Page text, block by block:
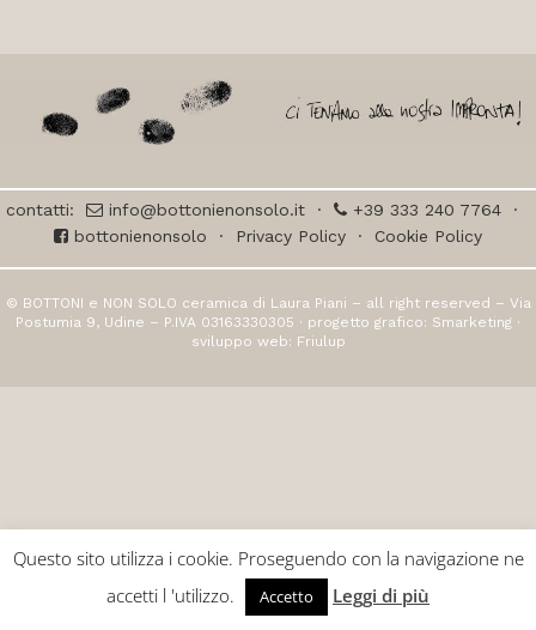
contatti: info@bottonienonsolo.it · +39 333 240 7764 ·
bottonienonsolo · Privacy Policy · Cookie Policy
© BOTTONI e NON SOLO ceramica di Laura Piani – all right reserved – Via
Postumia 9, Udine – P.IVA 03163330305 · progetto grafico: Smarketing ·
sviluppo web: Friulup
Questo sito utilizza i cookie. Proseguendo con la navigazione ne
accetti l 'utilizzo.
Accetto Leggi di più